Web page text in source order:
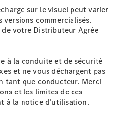
sur le visuel peut varier
versions commercialisés.
votre Distributeur Agréé
à la conduite et de sécurité
et ne vous déchargent pas
tant que conducteur. Merci
et les limites de ces
à la notice d’utilisation.